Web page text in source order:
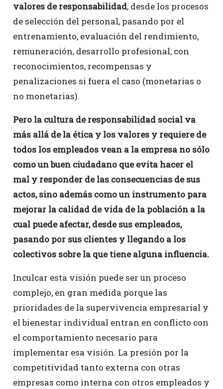
valores de responsabilidad, desde los procesos
de selección del personal, pasando por el
entrenamiento, evaluación del rendimiento,
remuneración, desarrollo profesional, con
reconocimientos, recompensas y
penalizaciones si fuera el caso (monetarias o
no monetarias).
Pero la cultura de responsabilidad social va
más allá de la ética y los valores y requiere de
todos los empleados vean a la empresa no sólo
como un buen ciudadano que evita hacer el
mal y responder de las consecuencias de sus
actos, sino además como un instrumento para
mejorar la calidad de vida de la población a la
cual puede afectar, desde sus empleados,
pasando por sus clientes y llegando a los
colectivos sobre la que tiene alguna influencia.
Inculcar esta visión puede ser un proceso
complejo, en gran medida porque las
prioridades de la supervivencia empresarial y
el bienestar individual entran en conflicto con
el comportamiento necesario para
implementar esa visión. La presión por la
competitividad tanto externa con otras
empresas como interna con otros empleados y